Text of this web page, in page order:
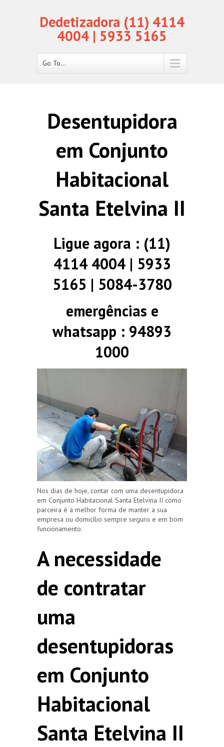
Dedetizadora (11) 4114
4004 | 5933 5165
Go To...
Desentupidora
em Conjunto
Habitacional
Santa Etelvina II
Ligue agora : (11)
4114 4004 | 5933
5165 | 5084-3780
emergências e
whatsapp : 94893
1000
Nos dias de hoje, contar com uma desentupidora
em Conjunto Habitacional Santa Etelvina II como
parceira é a melhor forma de manter a sua
empresa ou domicílio sempre seguro e em bom
funcionamento.
A necessidade
de contratar
uma
desentupidoras
em Conjunto
Habitacional
Santa Etelvina II